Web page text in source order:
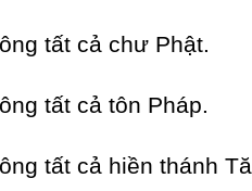
tất cả chư Phật.
tất cả tôn Pháp.
tất cả hiền thánh